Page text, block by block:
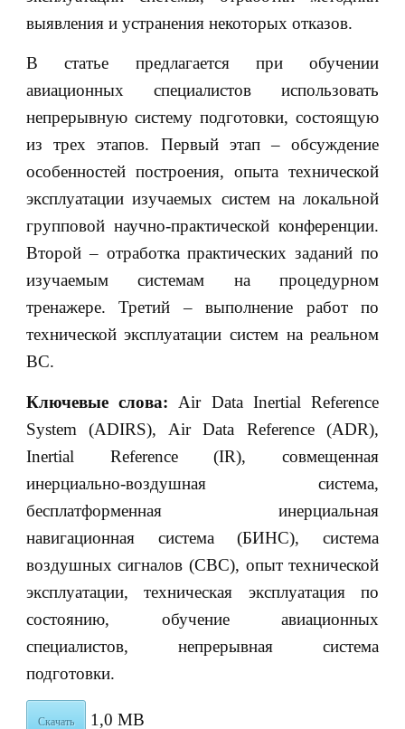
выявления и устранения некоторых отказов.
В статье предлагается при обучении
авиационных специалистов использовать
непрерывную систему подготовки, состоящую
из трех этапов. Первый этап – обсуждение
особенностей построения, опыта технической
эксплуатации изучаемых систем на локальной
групповой научно-практической конференции.
Второй – отработка практических заданий по
изучаемым системам на процедурном
тренажере. Третий – выполнение работ по
технической эксплуатации систем на реальном
ВС.
Ключевые слова: Air Data Inertial Reference
System (ADIRS), Air Data Reference (ADR),
Inertial Reference (IR), совмещенная
инерциально-воздушная система,
бесплатформенная инерциальная
навигационная система (БИНС), система
воздушных сигналов (СВС), опыт технической
эксплуатации, техническая эксплуатация по
состоянию, обучение авиационных
специалистов, непрерывная система
подготовки.
Скачать 1,0 MB